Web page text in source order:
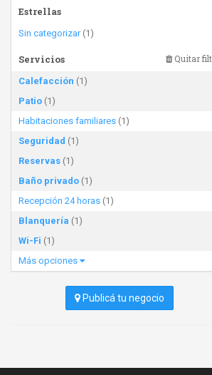
Estrellas
Sin categorizar(1)
Servicios Quitar
Calefacción (1)
Patio (1)
Habitaciones familiares (1)
Seguridad (1)
Reservas (1)
Baño privado (1)
Recepción 24 horas (1)
Blanquería (1)
Wi-Fi (1)
Más opciones
Publicá tu negocio